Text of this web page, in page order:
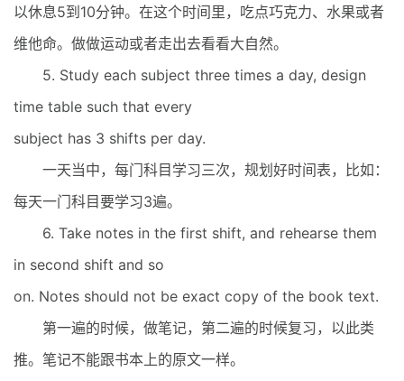
以休息5到10分钟。在这个时间里，吃点巧克力、水果或者
维他命。做做运动或者走出去看看大自然。
5. Study each subject three times a day, design
time table such that every
subject has 3 shifts per day.
一天当中，每门科目学习三次，规划好时间表，比如：
每天一门科目要学习3遍。
6. Take notes in the first shift, and rehearse them
in second shift and so
on. Notes should not be exact copy of the book text.
第一遍的时候，做笔记，第二遍的时候复习，以此类
推。笔记不能跟书本上的原文一样。